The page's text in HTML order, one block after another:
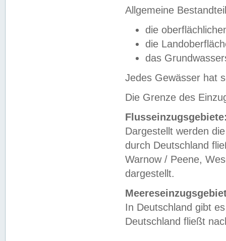
Allgemeine
die
die
das
Jedes Gewässer hat
Die Grenze des
Dargestellt werden
durch Deutschland
Warnow / Peene,
dargestellt.
In Deutschland gibt
Deutschland fließt